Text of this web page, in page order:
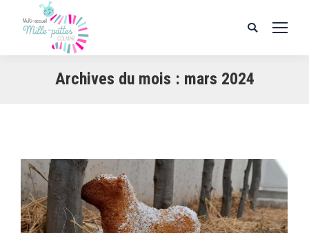
Search:
Archives du mois : mars 2024